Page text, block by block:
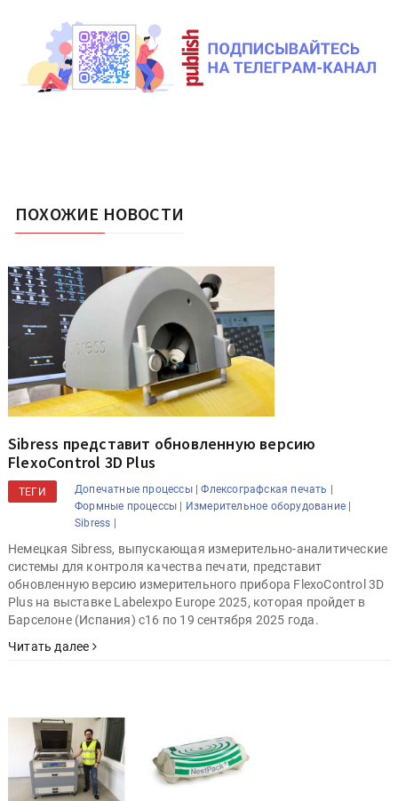
ПОХОЖИЕ НОВОСТИ
Sibress представит обновленную версию
FlexoControl 3D Plus
ТЕГИ Допечатные процессы |
Флексографская печать |
Формные процессы |
Измерительное оборудование |
Sibress |
Немецкая Sibress, выпускающая измерительно-аналитические
системы для контроля качества печати, представит
обновленную версию измерительного прибора FlexoControl 3D
Plus на выставке Labelexpo Europe 2025, которая пройдет в
Барселоне (Испания) с16 по 19 сентября 2025 года.
Читать далее